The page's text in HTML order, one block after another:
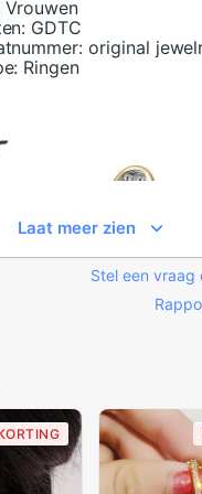
Vrouwen
GDTC
original
Ringen
Laat meer zien
Stel een